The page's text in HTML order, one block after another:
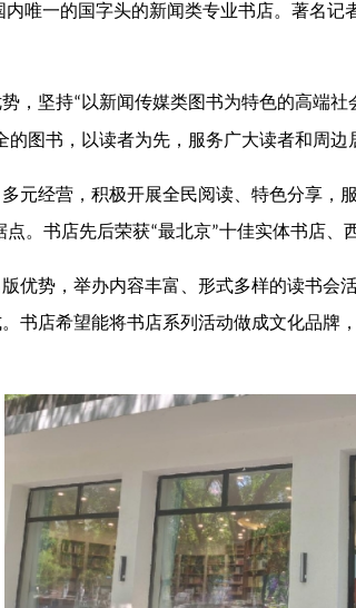
内唯一的国字头的新闻类专业书店。著名
，坚持“ 以新闻传媒类图书为特色的高端社
的图书，以读者为先，服务广大读者和周边
元经营，积极开展全民阅读、特色分享
点。书店先后荣获“最北京”十佳实体书店、
优势，举办内容丰富、形式多样的读书
书店希望能将书店系列活动做成文化品